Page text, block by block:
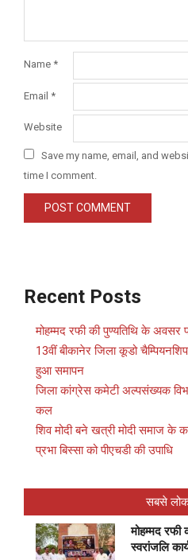
Name *
Email *
Website
Save my name, email, and
time I comment.
Recent Posts
मोहम्मद रफी की पुण्यतिथि के अवसर
13वीं बीकानेर जिला कूडो
हुआ समापन
जिला कांग्रेस कमेटी अल्पसंख्यक
कल
शिव मोदी बने खत्री मोदी समाज के
प्रभा बिस्सा को पीएचडी की उपाधि
सबसे
मोहम्मद
स्वरांजलि